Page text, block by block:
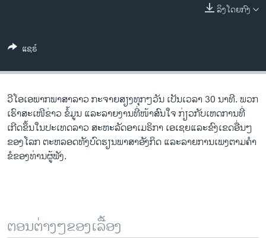
ພາສາອັງກິດ
ວີດີໂອ
ລາຍການກະຈາຍສຽງ
ລາຍງານ
ຕິດຕາມພວກເຮົາ ທີ່
ລິງໂດຍກົງ
ແຊຣ໌
ວີ​ໂອ​ເອພາກ​ພາສາ​ລາວ​ ກະຈາຍສຽງ​ທຸກໆ​ວັນ ​ເປັນ​ເວລາ 30 ນາທີ. ພວກ​
ເຮົາ​ສະ​ເໜີຂ່າວ ຂໍ້​ມູນ ​ແລະ​ລາຍ​ງານ​ທີ່​ໜ້າ​ສົນ​ໃຈ ກ່ຽວກັບ​​ເຫດການ​​ທີ່​
ເກີດ​ຂຶ້ນ​ໃນ​ປະ​ເທດ​ລາວ ສະຫະລັດ​ອ​າ​ເມ​ຣິ​ກາ ​ເອ​ເຊຍ​ແລະ​ຂົງເຂດ​ອື່ນໆ​
ຂອງ​ໂລກ ຕະຫລອດ​ທັງ​ບົດຮຽນ​ພາສາ​ອັງກິດ ​ແລະ​ລາຍການ​ເພງ​ຕາມ​ຄຳ​
ຂໍ​ຂອງ​ທ່ານ​ຜູ້​ຟັງ.
ຕອນຕ່າງໆຂອງເລື້ອງ